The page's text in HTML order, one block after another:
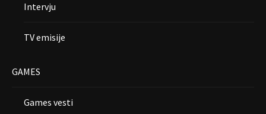
Intervju
TV emisije
GAMES
Games vesti